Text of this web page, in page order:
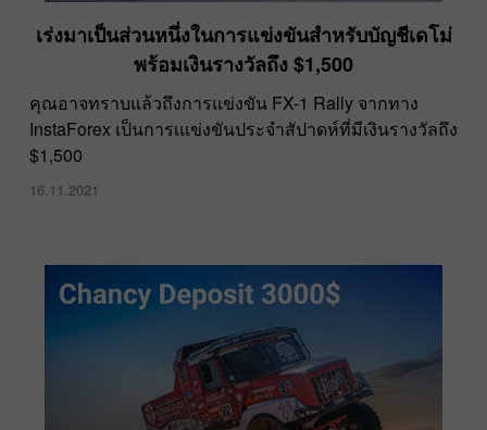
เร่งมาเป็นส่วนหนึ่งในการแข่งขันสำหรับบัญชีเดโม่
พร้อมเงินรางวัลถึง $1,500
คุณอาจทราบแล้วถึงการแข่งขัน FX-1 Rally จากทาง
InstaForex เป็นการเแข่งขันประจำสัปาดห์ที่มีเงินรางวัลถึง
$1,500
16.11.2021